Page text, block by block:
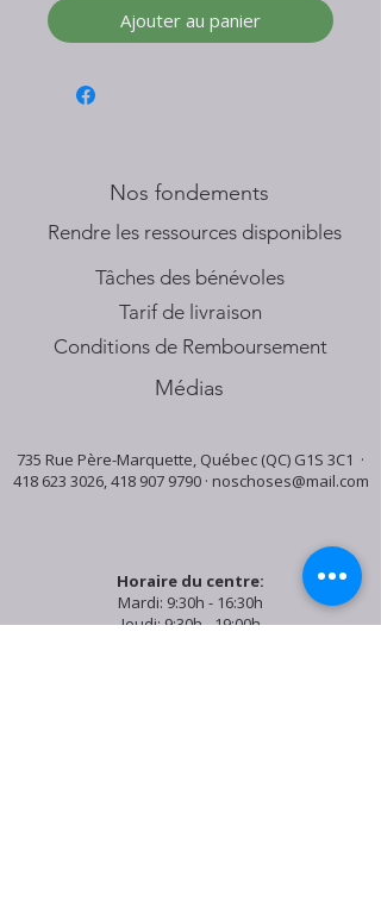
Ajouter au panier
Nos fondements
​Rendre les ressources disponibles
Tâches des bénévoles
Tarif de livraison
Conditions de Remboursement
Médias
735 Rue Père-Marquette, Québec (QC) G1S 3C1 ·
418 623 3026,418 907 9790· noschoses@mail.com
Horaire du centre:
Mardi: 9:30h - 16:30h
Jeudi: 9:30h - 19:00h